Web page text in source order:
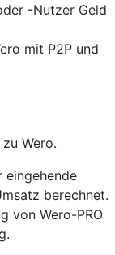
-Nutzer Geld
mit P2P und
Wero.
eingehende
berechnet.
von Wero-PRO